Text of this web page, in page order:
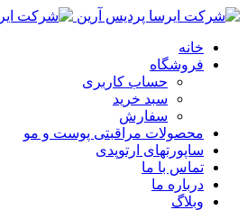
خانه
فروشگاه
حساب کاربری
سبد خرید
سفارش
محصولات مراقبتی پوست و مو
ساپورتهای ارتوپدی
تماس با ما
درباره ما
وبلاگ